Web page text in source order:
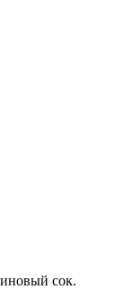
сок.